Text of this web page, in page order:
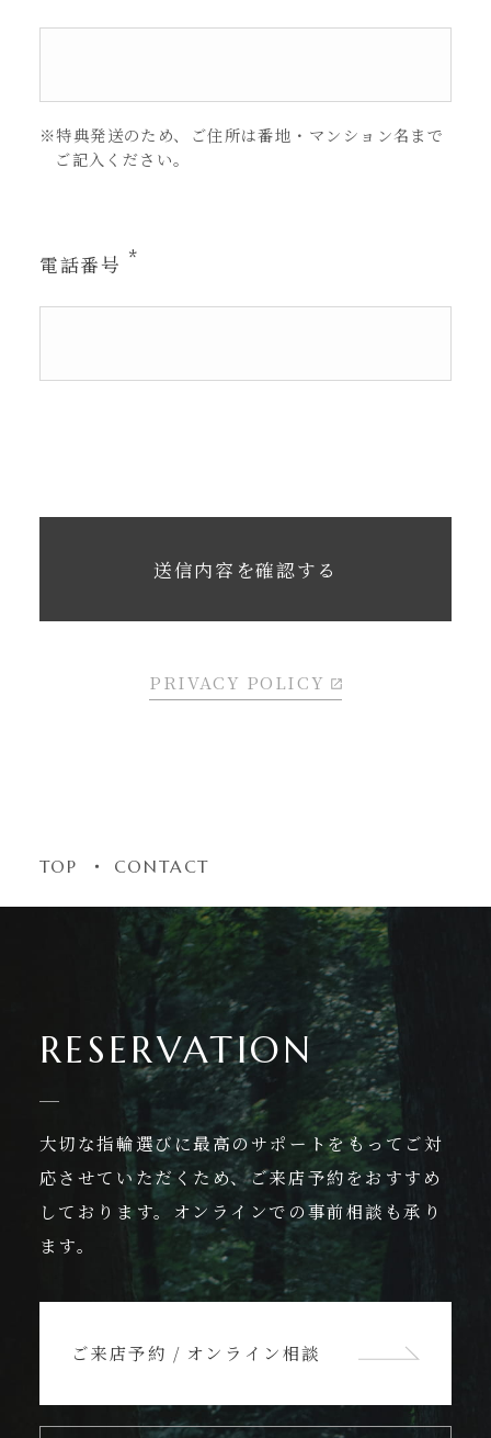
※特典発送のため、ご住所は番地・マンション名まで
ご記入ください。
電話番号
PRIVACY POLICY
TOP CONTACT
RESERVATION
大切な指輪選びに最高のサポートをもってご対
応させていただくため、ご来店予約をおすすめ
しております。
オンラインでの事前相談も承り
ます。
ご来店予約 / オンライン相談